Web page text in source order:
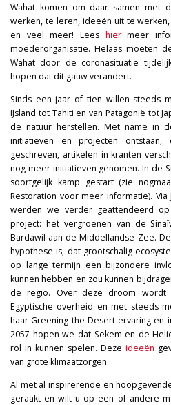
Wahat komen om daar samen met
werken, te leren, ideeën uit te
en veel meer! Lees hiermeer
moederorganisatie. Helaas moeten
Wahat door de coronasituatie
hopen dat dit gauw verandert.
Sinds een jaar of tien willen steeds
IJsland tot Tahiti en van Patagonië tot
de natuur herstellen. Met name in
initiatieven en projecten ontstaan,
geschreven, artikelen in kranten
nog meer initiatieven genomen. In de
soortgelijk kamp gestart (zie
Restoration voor meer informatie). Via
werden we verder geattendeerd
project: het vergroenen van de
Bardawil aan de Middellandse Zee.
hypothese is, dat grootschalig
op lange termijn een bijzondere
kunnen hebben en zou kunnen
de regio. Over deze droom wordt
Egyptische overheid en met steeds
haar Greening the Desert ervaring en
2057 hopen we dat Sekem en de
rol in kunnen spelen. Deze ideeën
van grote klimaatzorgen.
Al met al inspirerende en
geraakt en wilt u op een of andere